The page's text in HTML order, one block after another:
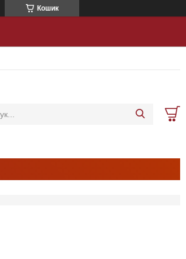
Кошик